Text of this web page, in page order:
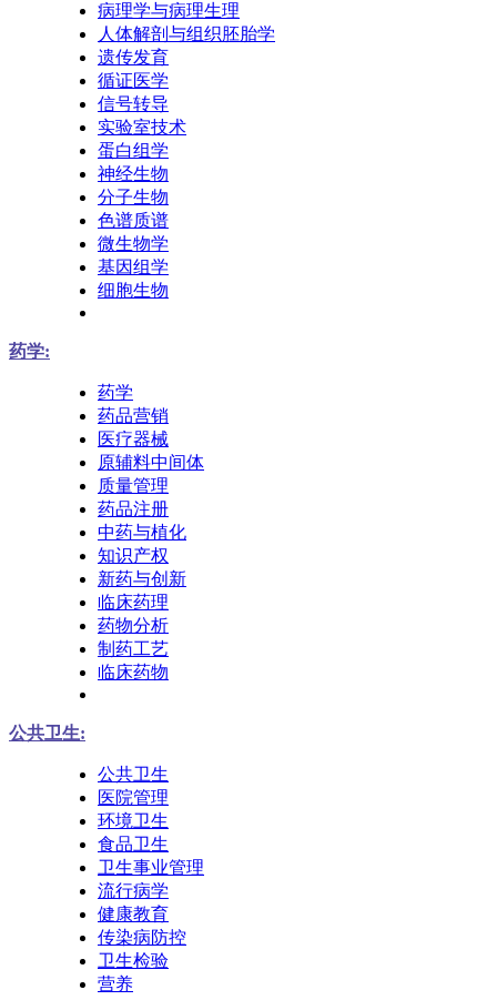
病理学与病理生理
人体解剖与组织胚胎学
遗传发育
循证医学
信号转导
实验室技术
蛋白组学
神经生物
分子生物
色谱质谱
微生物学
基因组学
细胞生物
药学:
药学
药品营销
医疗器械
原辅料中间体
质量管理
药品注册
中药与植化
知识产权
新药与创新
临床药理
药物分析
制药工艺
临床药物
公共卫生:
公共卫生
医院管理
环境卫生
食品卫生
卫生事业管理
流行病学
健康教育
传染病防控
卫生检验
营养